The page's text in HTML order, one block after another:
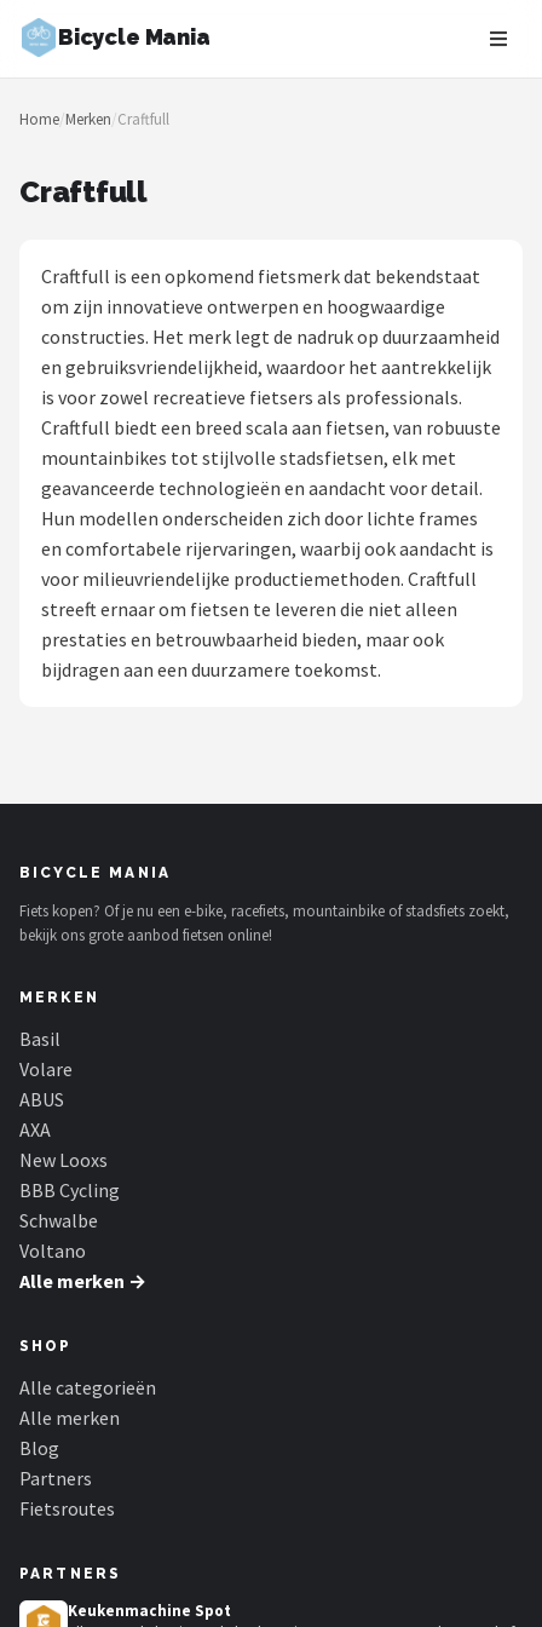
Bicycle Mania
Zoeken
NAVIGATIE
Blog
Fietsroutes
Kinderfietsen
Stadsfietsen
Elektrische fietsen
Mountainbikes
Shop
AXA
BBB Cycling
Schwalbe
Voltano
Shimano
Cortina
Home/Merken/Craftfull
Craftfull
Craftfull is een opkomend fietsmerk dat bekendstaat
om zijn innovatieve ontwerpen en hoogwaardige
constructies. Het merk legt de nadruk op duurzaamheid
en gebruiksvriendelijkheid, waardoor het aantrekkelijk
is voor zowel recreatieve fietsers als professionals.
Craftfull biedt een breed scala aan fietsen, van robuuste
mountainbikes tot stijlvolle stadsfietsen, elk met
geavanceerde technologieën en aandacht voor detail.
Hun modellen onderscheiden zich door lichte frames
en comfortabele rijervaringen, waarbij ook aandacht is
voor milieuvriendelijke productiemethoden. Craftfull
streeft ernaar om fietsen te leveren die niet alleen
prestaties en betrouwbaarheid bieden, maar ook
bijdragen aan een duurzamere toekomst.
BICYCLE MANIA
Fiets kopen? Of je nu een e-bike, racefiets, mountainbike of stadsfiets zoekt,
bekijk ons grote aanbod fietsen online!
MERKEN
Basil
Volare
ABUS
AXA
New Looxs
BBB Cycling
Schwalbe
Voltano
Alle merken →
SHOP
Alle categorieën
Alle merken
Blog
Partners
Fietsroutes
PARTNERS
Keukenmachine Spot